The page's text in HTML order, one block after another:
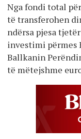
Nga fondi total
të transferohen
ndërsa pjesa
investimi përmes
Ballkanin
të mëtejshme